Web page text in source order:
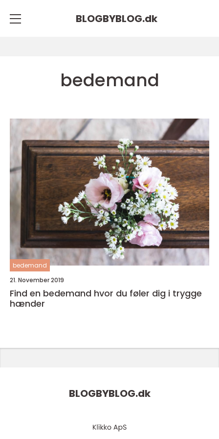
BLOGBYBLOG.dk
bedemand
bedemand
21. November 2019
Find en bedemand hvor du føler dig i trygge
hænder
BLOGBYBLOG.dk